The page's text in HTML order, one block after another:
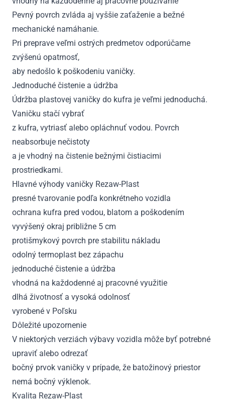
Pevný povrch zvláda aj vyššie zaťaženie a bežné
mechanické namáhanie.
Pri preprave veľmi ostrých predmetov odporúčame
zvýšenú opatrnosť,
aby nedošlo k poškodeniu vaničky.
Jednoduché čistenie a údržba
Údržba plastovej vaničky do kufra je veľmi jednoduchá.
Vaničku stačí vybrať
z kufra, vytriasť alebo opláchnuť vodou. Povrch
neabsorbuje nečistoty
a je vhodný na čistenie bežnými čistiacimi
prostriedkami.
Hlavné výhody vaničky Rezaw-Plast
presné tvarovanie podľa konkrétneho vozidla
ochrana kufra pred vodou, blatom a poškodením
vyvýšený okraj približne 5 cm
protišmykový povrch pre stabilitu nákladu
odolný termoplast bez zápachu
jednoduché čistenie a údržba
vhodná na každodenné aj pracovné využitie
dlhá životnosť a vysoká odolnosť
vyrobené v Poľsku
Dôležité upozornenie
V niektorých verziách výbavy vozidla môže byť potrebné
upraviť alebo odrezať
bočný prvok vaničky v prípade, že batožinový priestor
nemá bočný výklenok.
Kvalita Rezaw-Plast